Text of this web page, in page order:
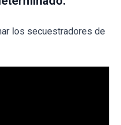
los secuestradores de